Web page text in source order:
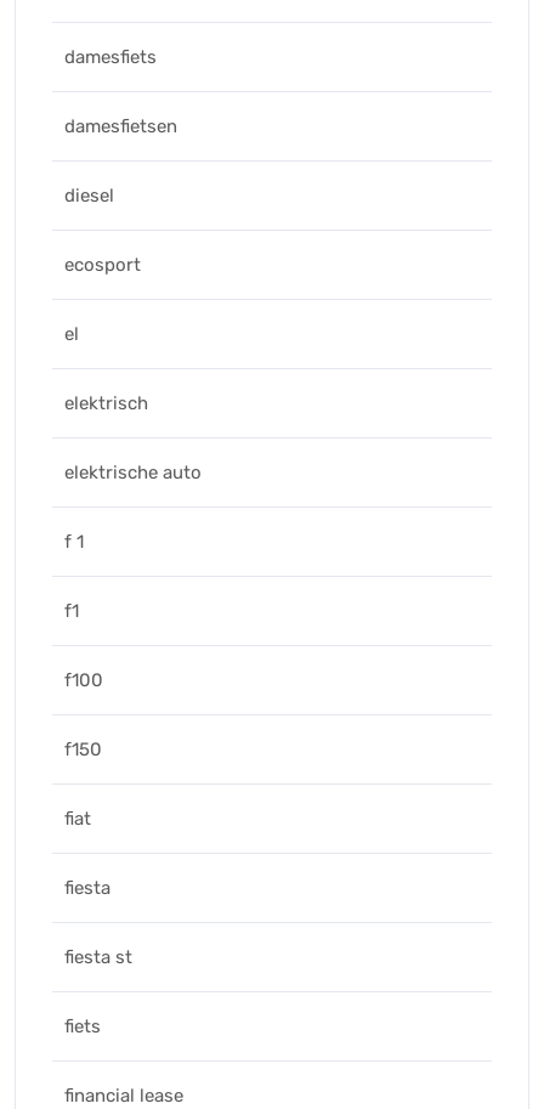
damesfiets
damesfietsen
diesel
ecosport
el
elektrisch
elektrische auto
f 1
f1
f100
f150
fiat
fiesta
fiesta st
fiets
financial lease